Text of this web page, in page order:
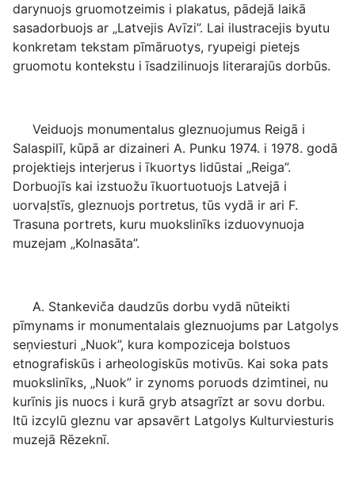
darynuojs gruomotzeimis i plakatus, pādejā laikā
sasadorbuojs ar „Latvejis Avīzi”. Lai ilustracejis byutu
konkretam tekstam pīmāruotys, ryupeigi pietejs
gruomotu kontekstu i īsadzilinuojs literarajūs dorbūs.
Veiduojs monumentalus gleznuojumus Reigā i
Salaspilī, kūpā ar dizaineri A. Punku 1974. i 1978. godā
projektiejs interjerus i īkuortys lidūstai „Reiga”.
Dorbuojīs kai izstuožu īkuortuotuojs Latvejā i
uorvaļstīs, gleznuojs portretus, tūs vydā ir ari F.
Trasuna portrets, kuru muokslinīks izduovynuoja
muzejam „Kolnasāta”.
A. Stankeviča daudzūs dorbu vydā nūteikti
pīmynams ir monumentalais gleznuojums par Latgolys
seņviesturi „Nuok”, kura kompoziceja bolstuos
etnografiskūs i arheologiskūs motivūs. Kai soka pats
muokslinīks, „Nuok” ir zynoms poruods dzimtinei, nu
kurīnis jis nuocs i kurā gryb atsagrīzt ar sovu dorbu.
Itū izcylū gleznu var apsavērt Latgolys Kulturviesturis
muzejā Rēzeknī.